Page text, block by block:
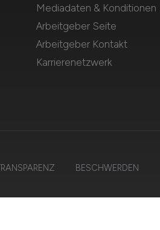
Mediadaten & Konditionen
Arbeitgeber Seite
Arbeitgeber Kontakt
Karrierenetzwerk
BESCHWERDEN